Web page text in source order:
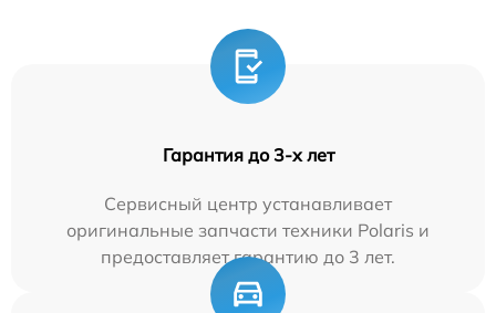
Гарантия до 3-х лет
Сервисный центр устанавливает
оригинальные запчасти техники Polaris и
предоставляет гарантию до 3 лет.